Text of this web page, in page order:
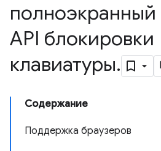
API блокировки
клавиатуры.
Содержание
Поддержка браузеров